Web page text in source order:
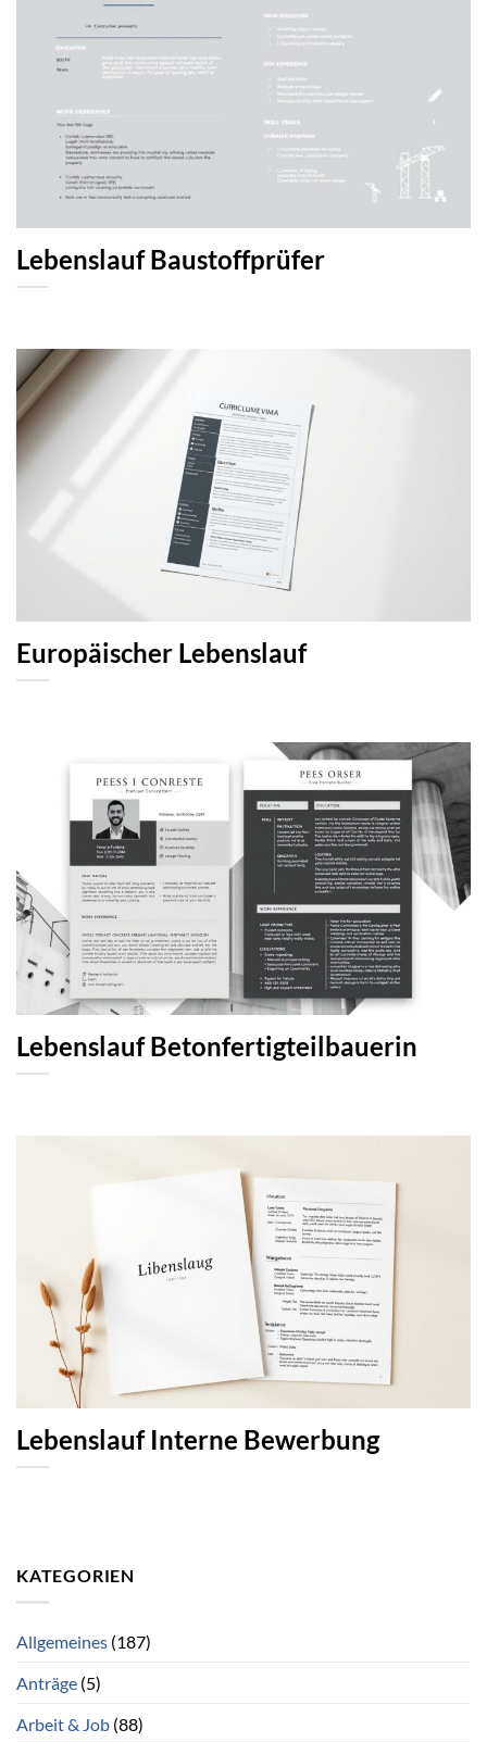
Lebenslauf Baustoffprüfer
Europäischer Lebenslauf
Lebenslauf Betonfertigteilbauerin
Lebenslauf Interne Bewerbung
KATEGORIEN
Allgemeines (187)
Anträge (5)
Arbeit & Job (88)